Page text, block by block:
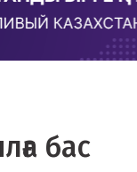
бас